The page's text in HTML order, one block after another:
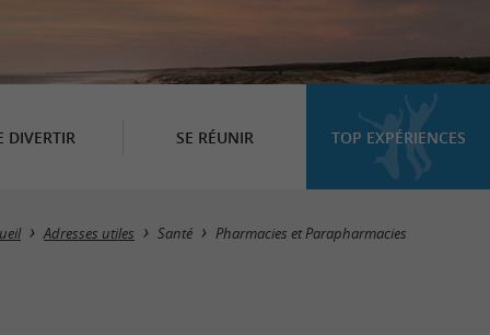
DIVERTIR SE RÉUNIR TOP EXPÉRIENCES
Masquer la carte
Adresses utiles Santé Pharmacies et Parapharmacies